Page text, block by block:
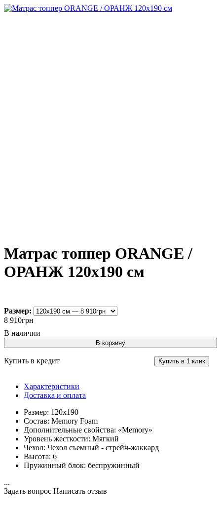
Матрас топпер ORANGE /
ОРАНЖ 120х190 см
Размер:
8 910грн
В корзину
Купить в кредит Купить в 1 клик
Характеристики
Доставка и оплата
Размер: 120х190
Состав: Memory Foam
Дополнительные свойства: «Memory»
Уровень жесткости: Мягкий
Чехол: Чехол съемный - стрейч-жаккард
Высота: 6
Пружинный блок: беспружинный
...
Задать вопрос Написать отзыв